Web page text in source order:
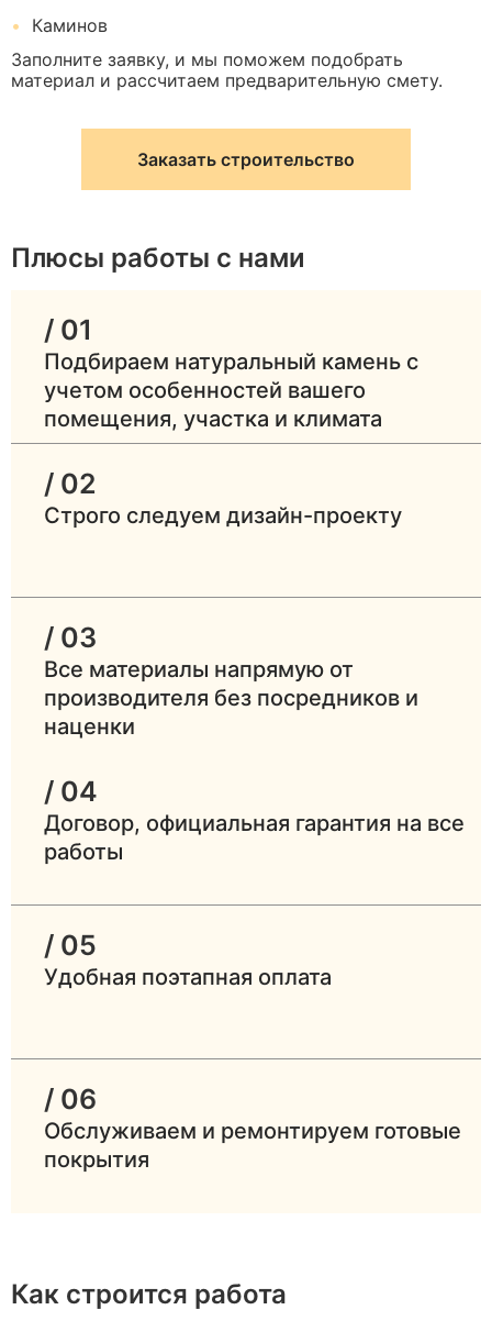
Каминов
Заполните заявку, и мы поможем подобрать
материал и рассчитаем предварительную смету.
Заказать строительство
Плюсы работы с нами
/ 01
Подбираем натуральный камень с
учетом особенностей вашего
помещения, участка и климата
/ 02
Строго следуем дизайн-проекту
/ 03
Все материалы напрямую от
производителя без посредников и
наценки
/ 04
Договор, официальная гарантия на все
работы
/ 05
Удобная поэтапная оплата
/ 06
Обслуживаем и ремонтируем готовые
покрытия
Как строится работа